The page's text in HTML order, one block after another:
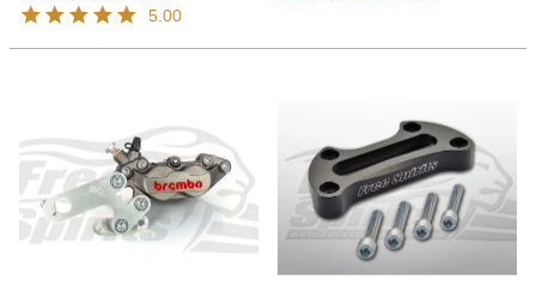
フレームスライダー 5.00